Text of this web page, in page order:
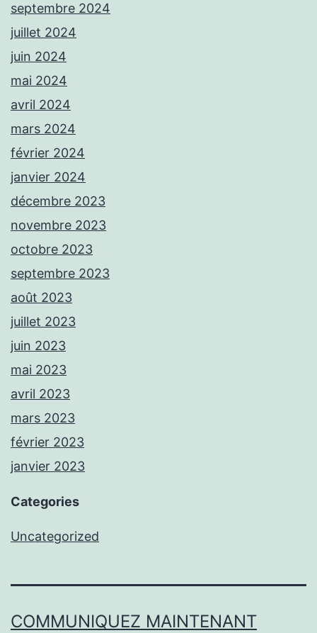
septembre 2024
juillet 2024
juin 2024
mai 2024
avril 2024
mars 2024
février 2024
janvier 2024
décembre 2023
novembre 2023
octobre 2023
septembre 2023
août 2023
juillet 2023
juin 2023
mai 2023
avril 2023
mars 2023
février 2023
janvier 2023
Categories
Uncategorized
COMMUNIQUEZ MAINTENANT